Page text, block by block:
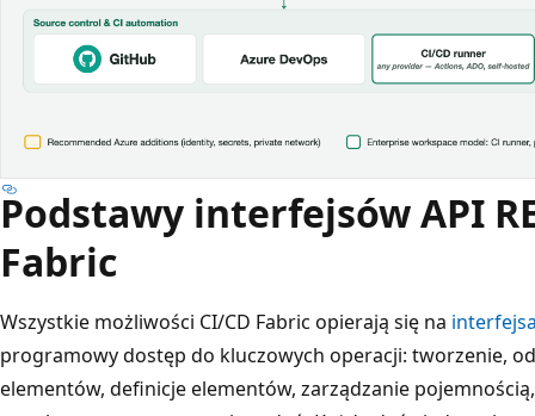
Podstawy interfejsów API
Fabric
Wszystkie możliwości CI/CD Fabric opierają się na
programowy dostęp do kluczowych operacji: tworzenie,
elementów, definicje elementów, zarządzanie